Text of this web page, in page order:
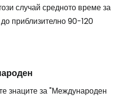
случай средното време за
приблизително 90-120
знаците за "Международен